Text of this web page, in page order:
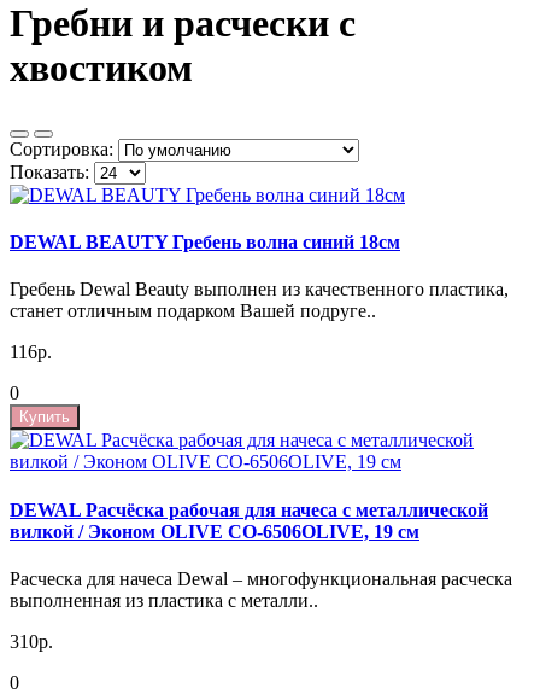
Гребни и расчески с
хвостиком
Сортировка:
Показать:
DEWAL BEAUTY Гребень волна синий 18см
Гребень Dewal Beauty выполнен из качественного пластика,
станет отличным подарком Вашей подруге..
116р.
0
Купить
DEWAL Расчёска рабочая для начеса с металлической
вилкой / Эконом OLIVE CO-6506OLIVE, 19 см
Расческа для начеса Dewal – многофункциональная расческа
выполненная из пластика с металли..
310р.
0